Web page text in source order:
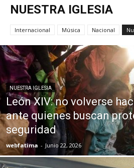
NUESTRA IGLESIA
Internacional Música Nacional
NUESTRA IGLESIA
León XIV: no volverse
ante quienes buscan
seguridad
webfatima - Junio 22, 2026